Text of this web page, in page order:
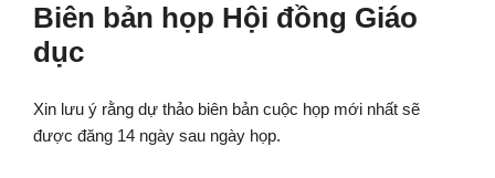
Biên bản họp Hội đồng Giáo
dục
Xin lưu ý rằng dự thảo biên bản cuộc họp mới nhất sẽ
được đăng 14 ngày sau ngày họp.